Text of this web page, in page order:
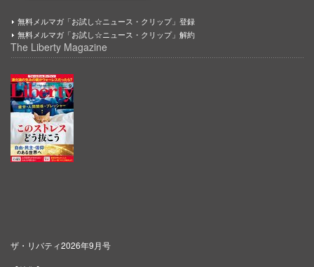
無料メルマガ「お試し☆ニュース・クリップ」登録
無料メルマガ「お試し☆ニュース・クリップ」解約
The Liberty Magazine
ザ・リバティ2026年9月号